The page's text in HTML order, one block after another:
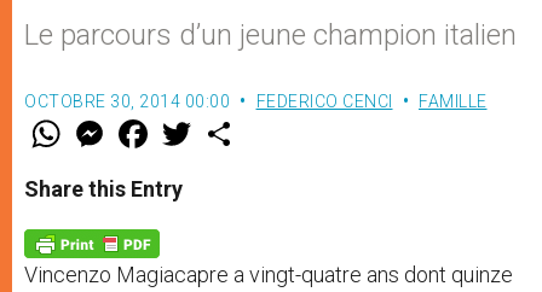
Le parcours d’un jeune champion italien
OCTOBRE 30, 2014 00:00 FEDERICO CENCI FAMILLE
W
t
s
p
p
M
e
s
e
g
e
r
F
a
e
b
o
k
w
Share this Entry
Vincenzo Magiacapre a vingt-quatre ans dont quinze